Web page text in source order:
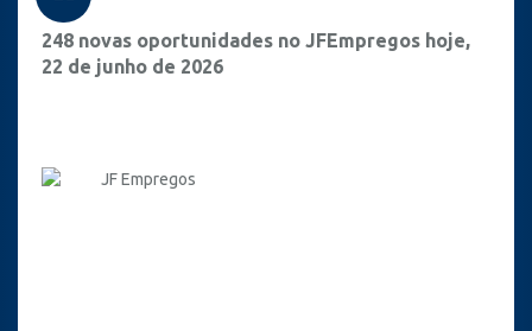
248 novas oportunidades no JFEmpregos hoje,
22 de junho de 2026
JF Empregos